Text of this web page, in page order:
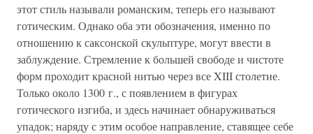
этот стиль называли романским, теперь его называют
готическим. Однако оба эти обозначения, именно по
отношению к саксонской скульптуре, могут ввести в
заблуждение. Стремление к большей свободе и чистоте
форм проходит красной нитью через все XIII столетие.
Только около 1300 г., с появлением в фигурах
готического изгиба, и здесь начинает обнаруживаться
упадок; наряду с этим особое направление, ставящее себе